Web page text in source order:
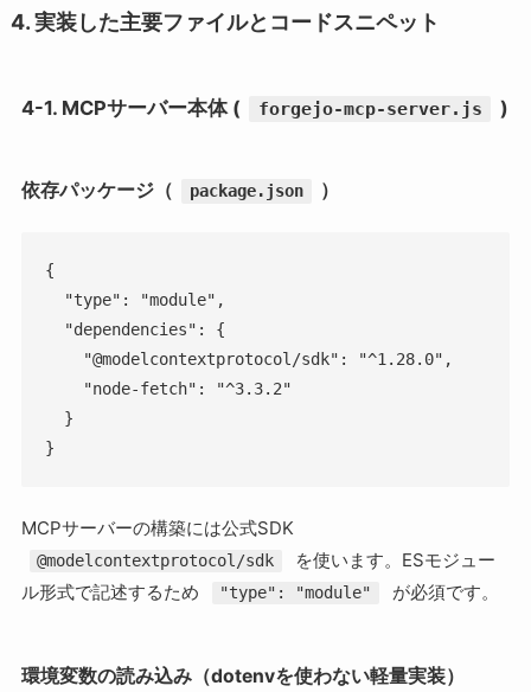
4. 実装した主要ファイルとコードスニペット
4-1. MCPサーバー本体 ( forgejo-mcp-server.js )
依存パッケージ（ package.json ）
{
}
MCPサーバーの構築には公式SDK
@modelcontextprotocol/sdk
を使います。ESモジュー
ル形式で記述するため
"type": "module" が必須です。
環境変数の読み込み（dotenvを使わない軽量実装）